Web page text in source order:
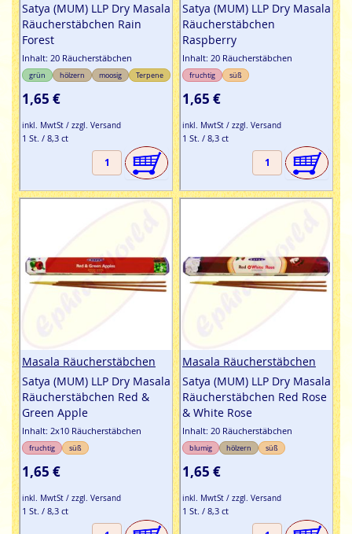
Satya (MUM) LLP Dry Masala
Räucherstäbchen Rain
Forest
Inhalt: 20 Räucherstäbchen
grün hölzern moosig Terpene
1,65 €
inkl. MwtSt / zzgl. Versand
1 St. / 8,3 ct
Satya (MUM) LLP Dry Masala
Räucherstäbchen
Raspberry
Inhalt: 20 Räucherstäbchen
fruchtig süß
1,65 €
inkl. MwtSt / zzgl. Versand
1 St. / 8,3 ct
Masala Räucherstäbchen
Satya (MUM) LLP Dry Masala
Räucherstäbchen Red &
Green Apple
Inhalt: 2x10 Räucherstäbchen
fruchtig süß
1,65 €
inkl. MwtSt / zzgl. Versand
1 St. / 8,3 ct
Masala Räucherstäbchen
Satya (MUM) LLP Dry Masala
Räucherstäbchen Red Rose
& White Rose
Inhalt: 20 Räucherstäbchen
blumig hölzern süß
1,65 €
inkl. MwtSt / zzgl. Versand
1 St. / 8,3 ct